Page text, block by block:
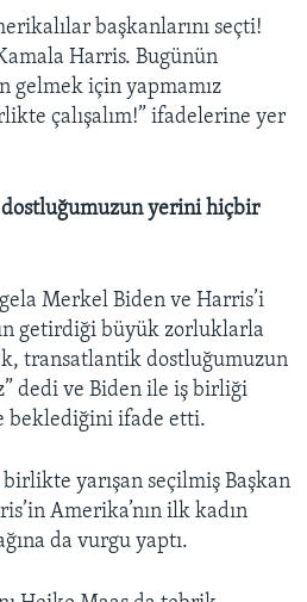
başkanlarını seçti!
Harris. Bugünün
gelmek için yapmamız
çalışalım!” ifadelerine yer
yerini hiçbir
Merkel Biden ve Harris’i
getirdiği büyük zorluklarla
transatlantik dostluğumuzun
dedi ve Biden ile iş birliği
beklediğini ifade etti.
yarışan seçilmiş Başkan
Amerika’nın ilk kadın
da vurgu yaptı.